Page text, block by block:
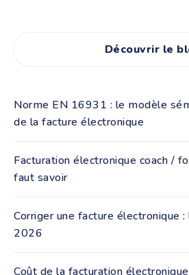
Découvrir le
Norme EN 16931 : le modèle
de la facture électronique
informations qu'une facture
Facturation électronique coach /
faut savoir
de la facturation électronique. La ...
Corriger une facture électronique
2026
Coût de la facturation